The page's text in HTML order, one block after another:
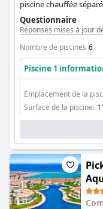
piscine chauffée
mois d'hiver. Le
paresseuse et un
Questionnaire
Réponses mises à jour
Nombre de piscines 6
Piscine 1
Emplacement de la
Surface de la piscine: